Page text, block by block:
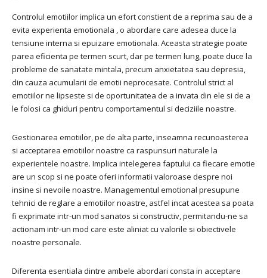
Controlul emotiilor implica un efort constient de a reprima sau de a
evita experienta emotionala , o abordare care adesea duce la
tensiune interna si epuizare emotionala. Aceasta strategie poate
parea eficienta pe termen scurt, dar pe termen lung, poate duce la
probleme de sanatate mintala, precum anxietatea sau depresia,
din cauza acumularii de emotii neprocesate. Controlul strict al
emotiilor ne lipseste si de oportunitatea de a invata din ele si de a
le folosi ca ghiduri pentru comportamentul si deciziile noastre.
Gestionarea emotiilor, pe de alta parte, inseamna recunoasterea
si acceptarea emotiilor noastre ca raspunsuri naturale la
experientele noastre. Implica intelegerea faptului ca fiecare emotie
are un scop si ne poate oferi informatii valoroase despre noi
insine si nevoile noastre. Managementul emotional presupune
tehnici de reglare a emotiilor noastre, astfel incat acestea sa poata
fi exprimate intr-un mod sanatos si constructiv, permitandu-ne sa
actionam intr-un mod care este aliniat cu valorile si obiectivele
noastre personale.
Diferenta esentiala dintre ambele abordari consta in acceptare